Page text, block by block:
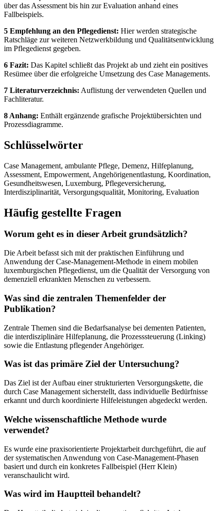
über das Assessment bis hin zur Evaluation anhand eines
Fallbeispiels.
5 Empfehlung an den Pflegedienst: Hier werden strategische
Ratschläge zur weiteren Netzwerkbildung und Qualitätsentwicklung
im Pflegedienst gegeben.
6 Fazit: Das Kapitel schließt das Projekt ab und zieht ein positives
Resümee über die erfolgreiche Umsetzung des Case Managements.
7 Literaturverzeichnis: Auflistung der verwendeten Quellen und
Fachliteratur.
8 Anhang: Enthält ergänzende grafische Projektübersichten und
Prozessdiagramme.
Schlüsselwörter
Case Management, ambulante Pflege, Demenz, Hilfeplanung,
Assessment, Empowerment, Angehörigenentlastung, Koordination,
Gesundheitswesen, Luxemburg, Pflegeversicherung,
Interdisziplinarität, Versorgungsqualität, Monitoring, Evaluation
Häufig gestellte Fragen
Worum geht es in dieser Arbeit grundsätzlich?
Die Arbeit befasst sich mit der praktischen Einführung und
Anwendung der Case-Management-Methode in einem mobilen
luxemburgischen Pflegedienst, um die Qualität der Versorgung von
demenziell erkrankten Menschen zu verbessern.
Was sind die zentralen Themenfelder der
Publikation?
Zentrale Themen sind die Bedarfsanalyse bei dementen Patienten,
die interdisziplinäre Hilfeplanung, die Prozesssteuerung (Linking)
sowie die Entlastung pflegender Angehöriger.
Was ist das primäre Ziel der Untersuchung?
Das Ziel ist der Aufbau einer strukturierten Versorgungskette, die
durch Case Management sicherstellt, dass individuelle Bedürfnisse
erkannt und durch koordinierte Hilfeleistungen abgedeckt werden.
Welche wissenschaftliche Methode wurde
verwendet?
Es wurde eine praxisorientierte Projektarbeit durchgeführt, die auf
der systematischen Anwendung von Case-Management-Phasen
basiert und durch ein konkretes Fallbeispiel (Herr Klein)
veranschaulicht wird.
Was wird im Hauptteil behandelt?